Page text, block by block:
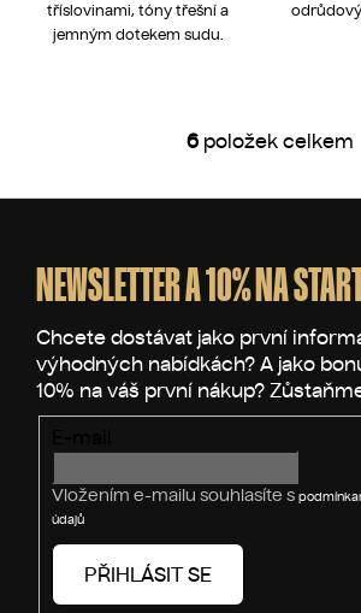
tříslovinami, tóny třešní a
jemným dotekem sudu.
O
l
a
í
p
r
v
v
6položek celkem
NEWSLETTER A 10% NA
Vložením e-mailu souhlasíte s
údajů
PŘIHLÁSIT SE